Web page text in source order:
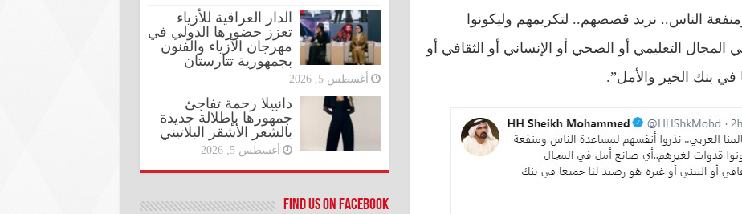
الناس.. نريد قصصهم.. لتكريمهم وليكونوا
التعليمي أو الصحي أو الإنساني أو الثقافي أو
في بنك الخير والأمل”.
الدار العراقية للأزياء
تعزز حضورها الدولي في
مهرجان الأزياء والفنون
بجمهورية تتارستان
أغسطس 5, 2026
دانييلا رحمة تفاجئ
جمهورها بإطلالة جديدة
بالشعر الأشقر البلاتيني
أغسطس 5, 2026
Find us on Facebook